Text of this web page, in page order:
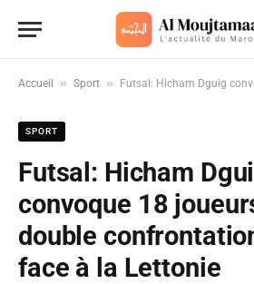
Accueil » Sport » Futsal: Hicham Dguig convoque 18 joueurs pour
SPORT
Futsal: Hicham
convoque 18
double
face à la Lettonie